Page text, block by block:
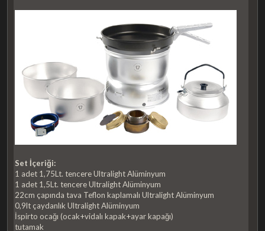
Set İçeriği:
1 adet 1,75Lt. tencere Ultralight Alüminyum
1 adet 1,5Lt. tencere Ultralight Alüminyum
22cm çapında tava Teflon kaplamalı Ultralight Alüminyum
0,9lt çaydanlık Ultralight Alüminyum
İspirto ocağı (ocak+vidalı kapak+ayar kapağı)
tutamak